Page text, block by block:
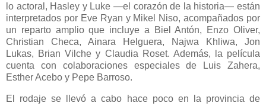
lo actoral, Hasley y Luke —el corazón de la historia— están
interpretados por Eve Ryan y Mikel Niso, acompañados por
un reparto amplio que incluye a Biel Antón, Enzo Oliver,
Christian Checa, Ainara Helguera, Najwa Khliwa, Jon
Lukas, Brian Vilche y Claudia Roset. Además, la película
cuenta con colaboraciones especiales de Luis Zahera,
Esther Acebo y Pepe Barroso.
El rodaje se llevó a cabo hace poco en la provincia de